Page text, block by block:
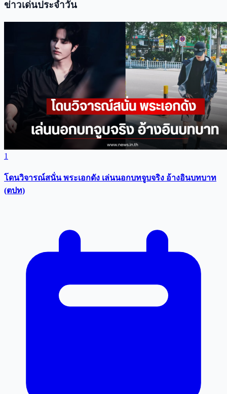
ข่าวเด่นประจำวัน
1
โดนวิจารณ์สนั่น พระเอกดัง เล่นนอกบทจูบจริง อ้างอินบทบาท
(ตปท)